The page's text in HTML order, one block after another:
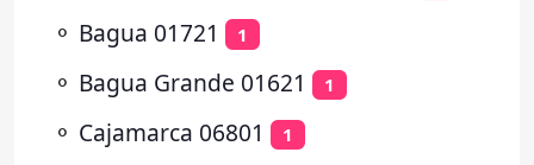
⚬ Bagua 01721 1
⚬ Bagua Grande 01621 1
⚬ Cajamarca 06801 1